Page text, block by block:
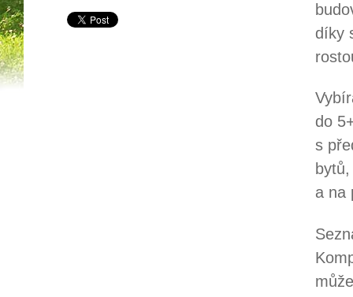
díky
do
s
a na